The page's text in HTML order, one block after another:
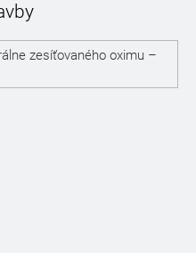
zesíťovaného oximu –